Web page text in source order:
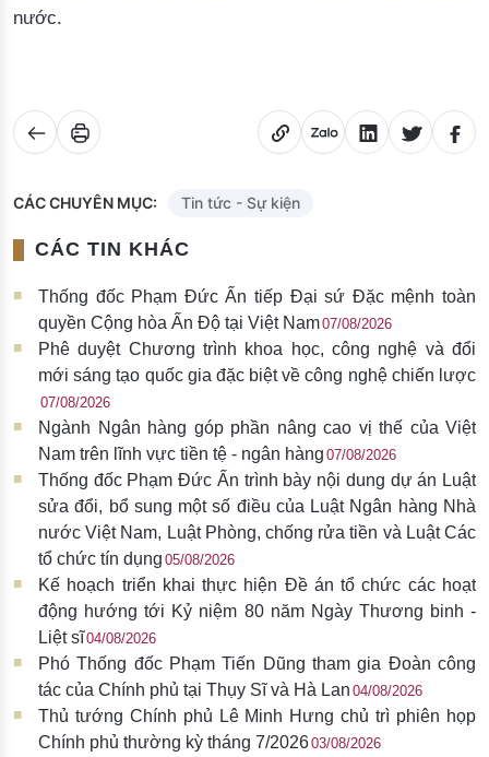
nước.
CÁC CHUYÊN MỤC: Tin tức - Sự kiện
CÁC TIN KHÁC
Thống đốc Phạm Đức Ấn tiếp Đại sứ Đặc mệnh toàn
quyền Cộng hòa Ấn Độ tại Việt Nam07/08/2026
Phê duyệt Chương trình khoa học, công nghệ và đổi
mới sáng tạo quốc gia đặc biệt về công nghệ chiến lược
07/08/2026
Ngành Ngân hàng góp phần nâng cao vị thế của Việt
Nam trên lĩnh vực tiền tệ - ngân hàng 07/08/2026
Thống đốc Phạm Đức Ấn trình bày nội dung dự án Luật
sửa đổi, bổ sung một số điều của Luật Ngân hàng Nhà
nước Việt Nam, Luật Phòng, chống rửa tiền và Luật Các
tổ chức tín dụng 05/08/2026
Kế hoạch triển khai thực hiện Đề án tổ chức các hoạt
động hướng tới Kỷ niệm 80 năm Ngày Thương binh -
Liệt sĩ04/08/2026
Phó Thống đốc Phạm Tiến Dũng tham gia Đoàn công
tác của Chính phủ tại Thụy Sĩ và Hà Lan 04/08/2026
Thủ tướng Chính phủ Lê Minh Hưng chủ trì phiên họp
Chính phủ thường kỳ tháng 7/202603/08/2026